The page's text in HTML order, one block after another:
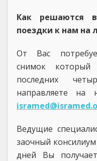
Как решаются
поездки к нам на
От Вас
снимок
последних
направляете на
Ведущие
заочный
дней Вы